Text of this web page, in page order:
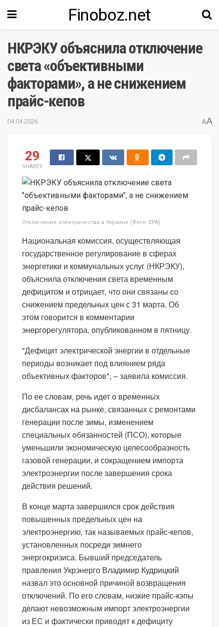
Finoboz.net
НКРЭКУ объяснила отключение
света «объективными
факторами», а не снижением
прайс-кепов
04.04.2026 AA
29
SHARES
Отключение электричества в Украине (Фото: EPA)
Национальная комиссия, осуществляющая
государственное регулирование в сферах
энергетики и коммунальных услуг (НКРЭКУ),
объяснила отключения света временным
дефицитом и отрицает, что они связаны со
снижением предельных цен с 31 марта. Об
этом говорится в комментарии
энергорегулятора, опубликованном в пятницу.
"Дефицит электрической энергии в отдельные
периоды возникает под влиянием ряда
объективных факторов", – заявила комиссия.
По ее словам, речь идет о временных
дисбалансах на рынке, связанных с ремонтами
генерации после зимы, изменением
специальных обязанностей (ПСО), которые
уменьшили экономическую целесообразность
газовой генерации, и сокращением импорта
электроэнергии после завершения срока
действия решений.
В конце марта завершился срок действия
повышенных предельных цен на
электроэнергию, так называемых прайс-кепов,
установленных посреди зимнего
энергокризиса. Бывший председатель
правления Укрэнерго Владимир Кудрицкий
назвал это основной причиной возвращения
отключений. По его словам, низкие прайс-кэпы
делают невозможным импорт электроэнергии
из ЕС и фактически приводят к дефициту